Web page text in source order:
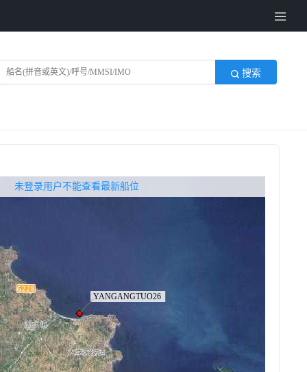
搜索
未登录用户不能查看最新船位
无权查看最新船位，请联系开通